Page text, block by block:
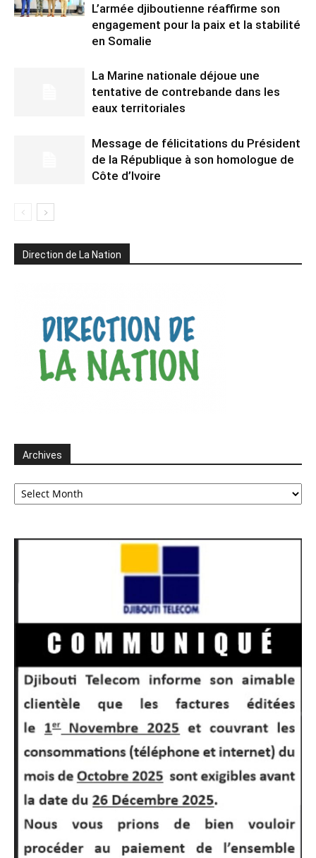
L’armée djiboutienne réaffirme son
engagement pour la paix et la stabilité
en Somalie
La Marine nationale déjoue une
tentative de contrebande dans les
eaux territoriales
Message de félicitations du Président
de la République à son homologue de
Côte d’Ivoire
Direction de La Nation
Archives
Archives